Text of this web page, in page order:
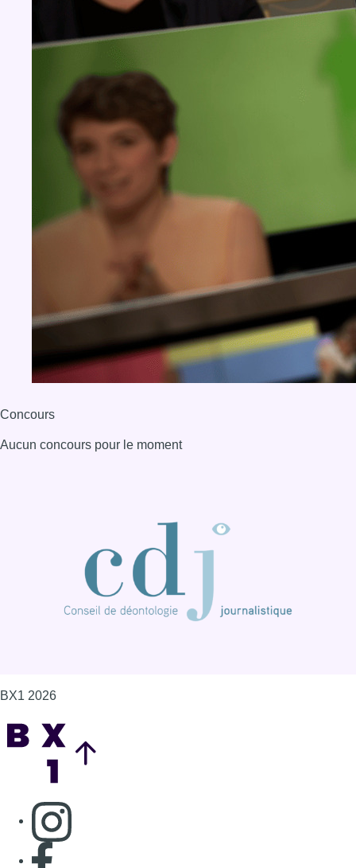
Concours
Aucun concours pour le moment
BX1 2026
Consulter page Instagram
Consulter page Facebook